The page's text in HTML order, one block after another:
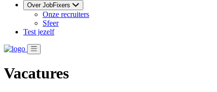
Over JobFixers
Onze recruiters
Sfeer
Test jezelf
Vacatures